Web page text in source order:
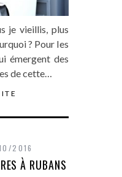
je vieillis, plus
? Pour les
émergent des
de cette…
2016
À RUBANS